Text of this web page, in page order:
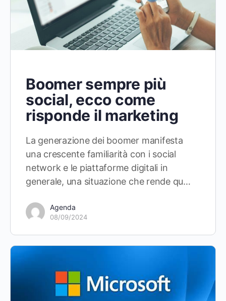
Boomer sempre più
social, ecco come
risponde il marketing
La generazione dei boomer manifesta
una crescente familiarità con i social
network e le piattaforme digitali in
generale, una situazione che rende qu…
Agenda
08/09/2024